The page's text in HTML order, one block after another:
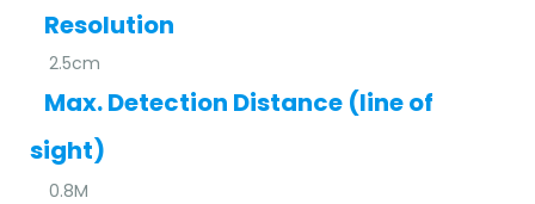
Resolution
2.5cm
Max. Detection Distance (line of
sight)
0.8M